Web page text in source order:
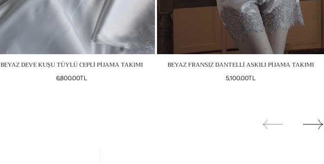
BEYAZ DEVE KUŞU TÜYLÜ CEPLİ PİJAMA TAKIMI
Normal
6,800.00TL
BEYAZ FRANSIZ DANTELLİ ASKILI PİJAMA TAKIMI
Normal
5,100.00TL